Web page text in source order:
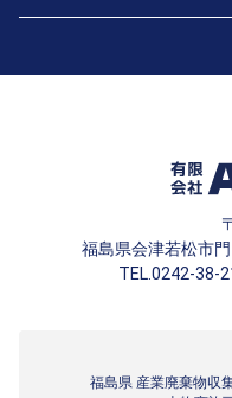
福島県会津若松市
TEL.0242-38-
福島県 産業廃棄物収